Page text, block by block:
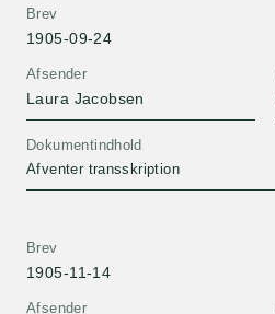
Afsender
Laura Jacobsen
Brev
1905-09-24
Dokumentindhold
Afventer transskription
Afsender
Brev
1905-11-14